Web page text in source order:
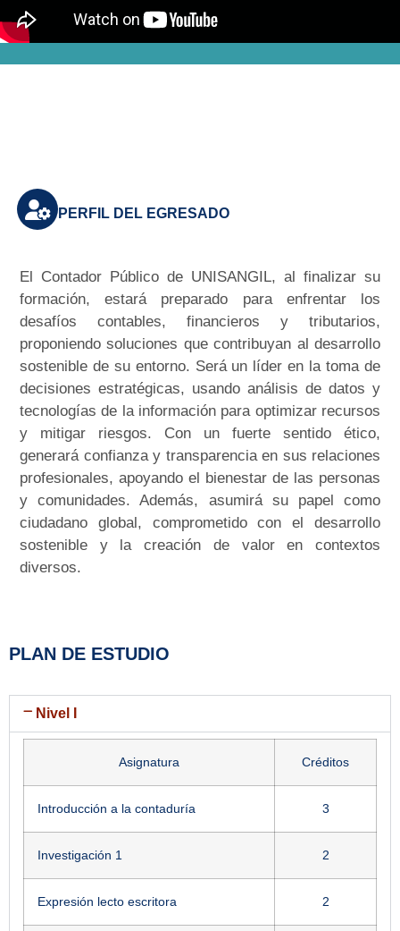
PERFIL DEL EGRESADO
El Contador Público de UNISANGIL, al finalizar su
formación, estará preparado para enfrentar los
desafíos contables, financieros y tributarios,
proponiendo soluciones que contribuyan al desarrollo
sostenible de su entorno. Será un líder en la toma de
decisiones estratégicas, usando análisis de datos y
tecnologías de la información para optimizar recursos
y mitigar riesgos. Con un fuerte sentido ético,
generará confianza y transparencia en sus relaciones
profesionales, apoyando el bienestar de las personas
y comunidades. Además, asumirá su papel como
ciudadano global, comprometido con el desarrollo
sostenible y la creación de valor en contextos
diversos.
PLAN DE ESTUDIO
Nivel I
Asignatura Créditos
Introducción a la contaduría 3
Investigación 1 2
Expresión lecto escritora 2